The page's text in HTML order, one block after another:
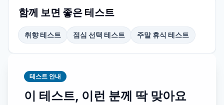
함께 보면 좋은 테스트
취향 테스트 점심 선택 테스트 주말 휴식 테스트
테스트 안내
이 테스트, 이런 분께 딱 맞아요